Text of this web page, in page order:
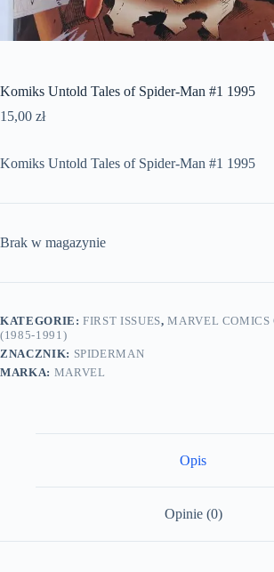
Komiks Untold Tales of Spider-Man #1 1995
15,00 zł
Komiks Untold Tales of Spider-Man #1 1995
Brak w magazynie
KATEGORIE:FIRST ISSUES,MARVEL COMICS
(1985-1991)
ZNACZNIK: SPIDERMAN
MARKA: MARVEL
Opis
Opinie (0)